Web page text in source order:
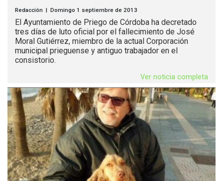
Redacción | Domingo 1 septiembre de 2013
El Ayuntamiento de Priego de Córdoba ha decretado
tres días de luto oficial por el fallecimiento de José
Moral Gutiérrez, miembro de la actual Corporación
municipal prieguense y antiguo trabajador en el
consistorio.
Ver noticia completa